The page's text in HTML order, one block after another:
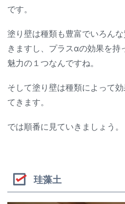
です。
塗り壁は種類も豊富でいろん
きますし、プラスαの効果を持
魅力の１つなんですね。
そして塗り壁は種類によって
てきます。
では順番に見ていきましょう。
珪藻土